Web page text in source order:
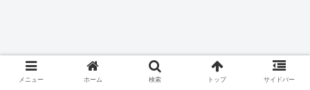
メニュー ホーム 検索 トップ サイドバー